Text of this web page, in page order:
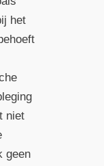
het
niet
geen